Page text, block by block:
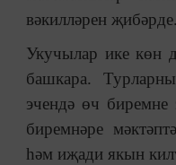
вәкилләрен җибәрде.
Укучылар ике көн
башкара.
эчендә өч
биремнәре
һәм иҗади якын